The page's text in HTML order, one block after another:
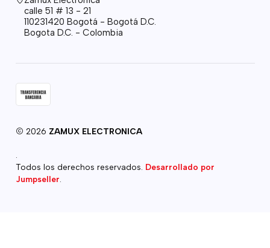
calle 51 # 13 - 21
110231420 Bogotá - Bogotá D.C.
Bogota D.C. - Colombia
2026 ZAMUX ELECTRONICA
Todos los derechos reservados. Desarrollado por
Jumpseller